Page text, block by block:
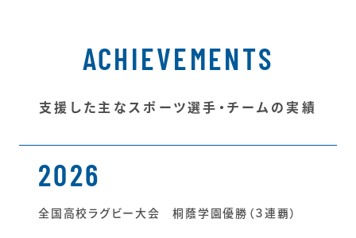
ACHIEVEMENTS
支援した主なスポーツ選手・チームの実績
2026
全国高校ラグビー大会 桐蔭学園優勝（３連覇）